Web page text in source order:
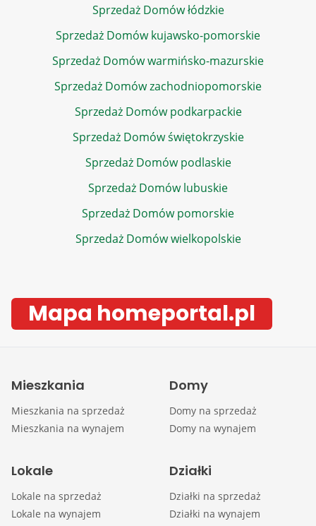
Sprzedaż Domów łódzkie
Sprzedaż Domów kujawsko-pomorskie
Sprzedaż Domów warmińsko-mazurskie
Sprzedaż Domów zachodniopomorskie
Sprzedaż Domów podkarpackie
Sprzedaż Domów świętokrzyskie
Sprzedaż Domów podlaskie
Sprzedaż Domów lubuskie
Sprzedaż Domów pomorskie
Sprzedaż Domów wielkopolskie
Mapa homeportal.pl
Mieszkania
Mieszkania na sprzedaż
Mieszkania na wynajem
Domy
Domy na sprzedaż
Domy na wynajem
Lokale
Lokale na sprzedaż
Lokale na wynajem
Działki
Działki na sprzedaż
Działki na wynajem